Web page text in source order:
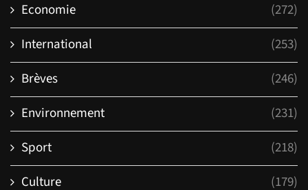
Economie
(272)
International
(253)
Brèves
(246)
Environnement
(231)
Sport
(218)
Culture
(179)